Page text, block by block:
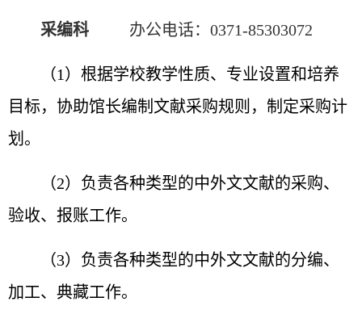
采编科 办公电话： 0371-85303072
（1）根据学校教学性质、专业设置和培养
目标，协助馆长编制文献采购规则，制定采购计
划。
（2）负责各种类型的中外文文献的采购、
验收、报账工作。
（3）负责各种类型的中外文文献的分编、
加工、典藏工作。